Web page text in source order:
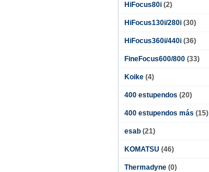
HiFocus80i (2)
HiFocus130i/280i (30)
HiFocus360i/440i (36)
FineFocus600/800 (33)
Koike (4)
400 estupendos (20)
400 estupendos más (15)
esab (21)
KOMATSU (46)
Thermadyne (0)